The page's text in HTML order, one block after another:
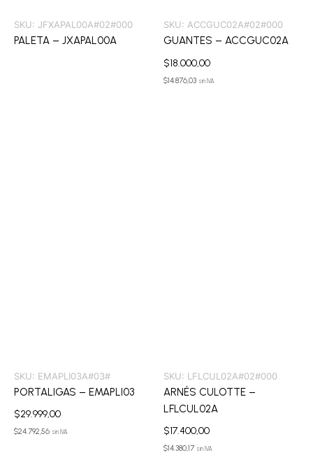
SKU: JFXAPAL00A#02#000
PALETA – JXAPAL00A
SKU: ACCGUC02A#02#000
GUANTES – ACCGUC02A
$18.000,00
$14.876,03 sin IVA
SKU: EMAPLI03A#03#
PORTALIGAS – EMAPLI03
$29.999,00
$24.792,56 sin IVA
SKU: LFLCUL02A#02#000
ARNÉS CULOTTE –
LFLCUL02A
$17.400,00
$14.380,17 sin IVA